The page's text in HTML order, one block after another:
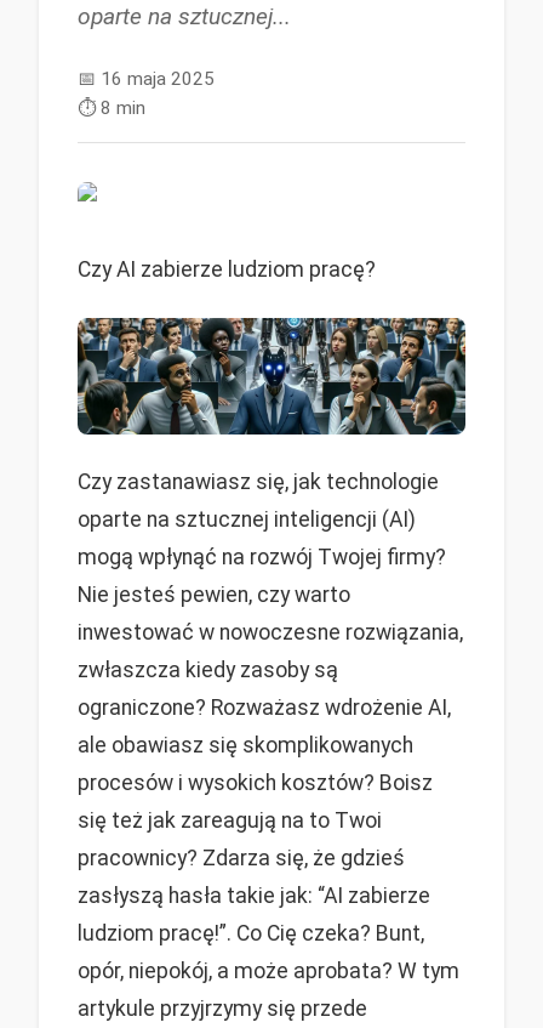
oparte na sztucznej...
📅 16 maja 2025
⏱️8 min
Czy AI zabierze ludziom pracę?
Czy zastanawiasz się, jak technologie
oparte na sztucznej inteligencji (AI)
mogą wpłynąć na rozwój Twojej firmy?
Nie jesteś pewien, czy warto
inwestować w nowoczesne rozwiązania,
zwłaszcza kiedy zasoby są
ograniczone? Rozważasz wdrożenie AI,
ale obawiasz się skomplikowanych
procesów i wysokich kosztów? Boisz
się też jak zareagują na to Twoi
pracownicy? Zdarza się, że gdzieś
zasłyszą hasła takie jak: “AI zabierze
ludziom pracę!”. Co Cię czeka? Bunt,
opór, niepokój, a może aprobata? W tym
artykule przyjrzymy się przede